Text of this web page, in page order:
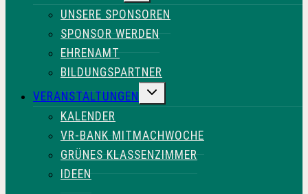
UNSERE SPONSOREN
SPONSOR WERDEN
EHRENAMT
BILDUNGSPARTNER
VERANSTALTUNGEN
UNTERMENÜ
UMSCHALTEN
KALENDER
VR-BANK MITMACHWOCHE
GRÜNES KLASSENZIMMER
IDEEN